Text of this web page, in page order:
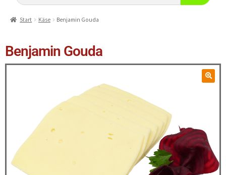
Start Käse Benjamin Gouda
Benjamin Gouda